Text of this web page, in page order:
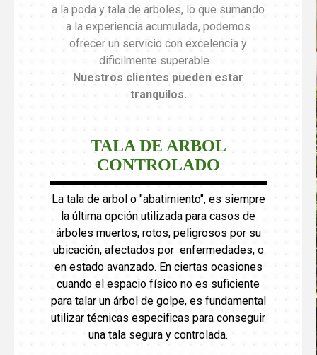
a la poda y tala de arboles, lo que sumando
a la experiencia acumulada, podemos
ofrecer un servicio con excelencia y
dificilmente superable.
Nuestros clientes pueden estar
tranquilos.
TALA DE ARBOL
CONTROLADO
La tala de arbol o "abatimiento", es siempre
la última opción utilizada para casos de
árboles muertos, rotos, peligrosos por su
ubicación, afectados por enfermedades, o
en estado avanzado. En ciertas ocasiones
cuando el espacio físico no es suficiente
para talar un árbol de golpe, es fundamental
utilizar técnicas especificas para conseguir
una tala segura y controlada.